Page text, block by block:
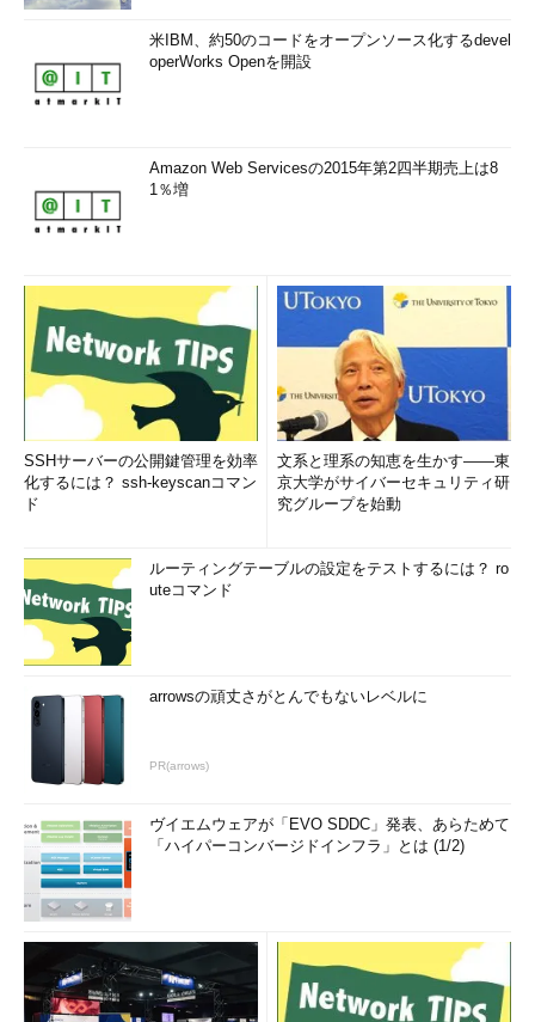
米IBM、約50のコードをオープンソース化するdevel
operWorks Openを開設
Amazon Web Servicesの2015年第2四半期売上は8
1％増
SSHサーバーの公開鍵管理を効率
化するには？ ssh-keyscanコマン
ド
文系と理系の知恵を生かす――東
京大学がサイバーセキュリティ研
究グループを始動
ルーティングテーブルの設定をテストするには？ ro
uteコマンド
arrowsの頑丈さがとんでもないレベルに
PR(arrows)
ヴイエムウェアが「EVO SDDC」発表、あらためて
「ハイパーコンバージドインフラ」とは (1/2)